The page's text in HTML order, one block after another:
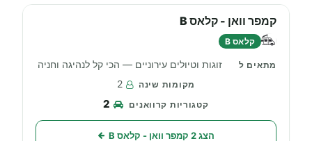
קמפר וואן - קלאס B
קלאס B
זוגות וטיולים עירוניים — הכי קל לנהיגה וחניה
2
2
הצג 2 קמפר וואן - קלאס B